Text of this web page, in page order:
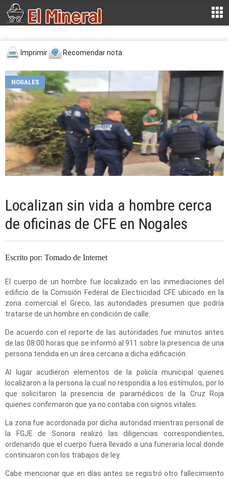
Imprimir Recomendar nota
NOGALES
Localizan sin vida a hombre cerca
de oficinas de CFE en Nogales
Escrito por: Tomado de Internet
El cuerpo de un hombre fue localizado en las inmediaciones del
edificio de la Comisión Federal de Electricidad CFE ubicado en la
zona comercial el Greco, las autoridades presumen que podría
tratarse de un hombre en condición de calle.
De acuerdo con el reporte de las autoridades fue minutos antes
de las 08:00 horas que se informó al 911 sobre la presencia de una
persona tendida en un área cercana a dicha edificación.
Al lugar acudieron elementos de la policía municipal quienes
localizaron a la persona la cual no respondía a los estímulos, por lo
que solicitaron la presencia de paramédicos de la Cruz Roja
quienes confirmaron que ya no contaba con signos vitales.
La zona fue acordonada por dicha autoridad mientras personal de
la FGJE de Sonora realizó las diligencias correspondientes,
ordenando que el cuerpo fuera llevado a una funeraria local donde
continuaron con los trabajos de ley.
Cabe mencionar que en días antes se registró otro fallecimiento